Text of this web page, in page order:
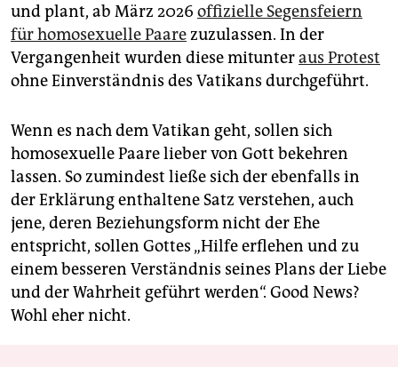
und plant, ab März 2026 offizielle Segensfeiern
für homosexuelle Paarezuzulassen. In der
Vergangenheit wurden diese mitunteraus Protest
ohne Einverständnis des Vatikans durchgeführt.
Wenn es nach dem Vatikan geht, sollen sich
homosexuelle Paare lieber von Gott bekehren
lassen. So zumindest ließe sich der ebenfalls in
der Erklärung enthaltene Satz verstehen, auch
jene, deren Beziehungsform nicht der Ehe
entspricht, sollen Gottes „Hilfe erflehen und zu
einem besseren Verständnis seines Plans der Liebe
und der Wahrheit geführt werden“. Good News?
Wohl eher nicht.